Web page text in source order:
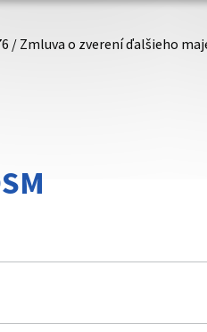
/ Zmluva o zverení ďalšieho